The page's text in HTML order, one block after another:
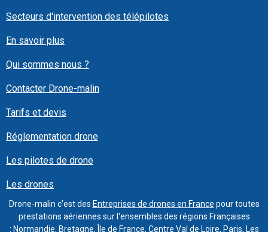
Secteurs d'intervention des télépilotes
En savoir plus
Qui sommes nous ?
Contacter Drone-malin
Tarifs et devis
Réglementation drone
Les pilotes de drone
Les drones
Drone-malin c'est des Entreprises de drones en France pour toutes
prestations aériennes sur l'ensembles des régions Françaises
: Normandie, Bretagne, Île de France, Centre Val de Loire, Paris, Les